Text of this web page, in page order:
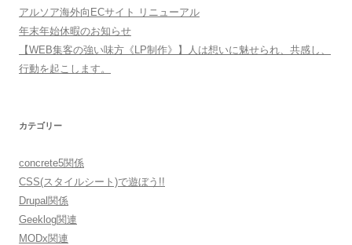
アルソア海外向ECサイト リニューアル
年末年始休暇のお知らせ
【WEB集客の強い味方《LP制作》】人は想いに魅せられ、共感し、
行動を起こします。
カテゴリー
concrete5関係
CSS(スタイルシート)で遊ぼう!!
Drupal関係
Geeklog関連
MODx関連